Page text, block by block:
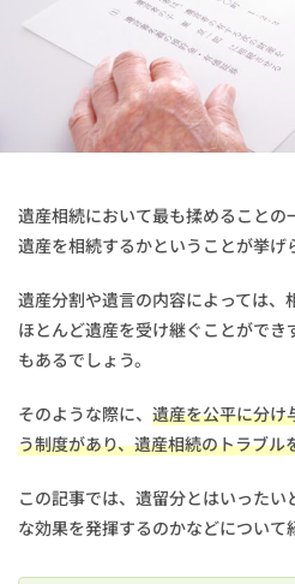
遺産相続において最も揉めることの
遺産を相続するかということが挙げ
遺産分割や遺言の内容によっては、
ほとんど遺産を受け継ぐことができ
もあるでしょう。
そのような際に、 遺産を公平に分け
う制度があり、遺産相続のトラブル
この記事では、遺留分とはいったい
な効果を発揮するのかなどについて